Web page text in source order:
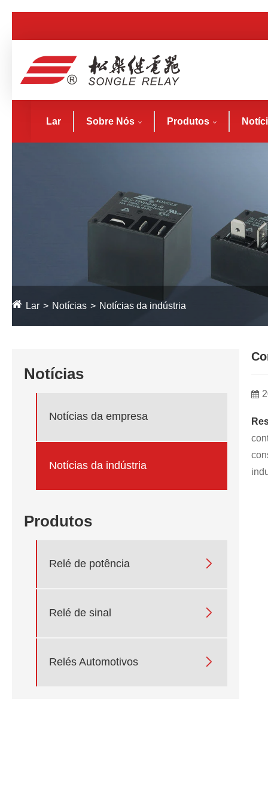
Lar Sobre Nós Produtos
Lar Notícias Notícias da indústria
Notícias
Notícias da empresa
Notícias da indústria
Produtos
Relé de potência 
Relé de sinal 
Relés Automotivos 